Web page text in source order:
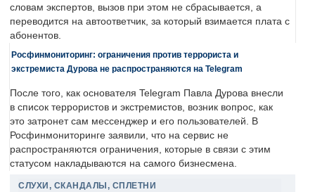
словам экспертов, вызов при этом не сбрасывается, а
переводится на автоответчик, за который взимается плата с
абонентов.
Росфинмониторинг: ограничения против террориста и
экстремиста Дурова не распространяются на Telegram
После того, как основателя Telegram Павла Дурова внесли
в список террористов и экстремистов, возник вопрос, как
это затронет сам мессенджер и его пользователей. В
Росфинмониторинге заявили, что на сервис не
распространяются ограничения, которые в связи с этим
статусом накладываются на самого бизнесмена.
СЛУХИ, СКАНДАЛЫ, СПЛЕТНИ